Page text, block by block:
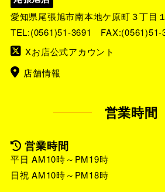
愛知県尾張旭市南本地ケ原町３丁目
TEL:(0561)51-3691
FAX:(0561)51-
Xお店公式アカウント
店舗情報
営業時間
営業時間
平日 AM10時～PM19時
日祝 AM10時～PM18時